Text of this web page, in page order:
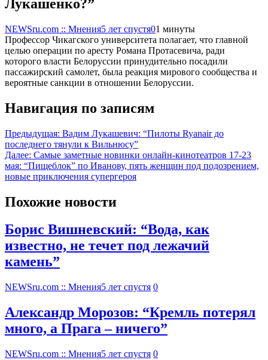
Лукашенко?”
NEWSru.com :: Мнения5 лет спустя01 минуты
Профессор Чикагского университета полагает, что главной
целью операции по аресту Романа Протасевича, ради
которого власти Белоруссии принудительно посадили
пассажирский самолет, была реакция мирового сообщества и
вероятные санкции в отношении Белоруссии.
Навигация по записям
Предыдущая: Вадим Лукашевич: “Пилоты Ryanair до
последнего тянули к Вильнюсу”
Далее: Самые заметные новинки онлайн-кинотеатров 17-23
мая: “Пищеблок” по Иванову, пять женщин под подозрением,
новые приключения супергероя
Похожие новости
Борис Вишневский: “Вода, как
известно, не течет под лежачий
камень”
NEWSru.com :: Мнения5 лет спустя 0
Александр Морозов: “Кремль потерял
много, а Прага – ничего”
NEWSru.com :: Мнения5 лет спустя 0